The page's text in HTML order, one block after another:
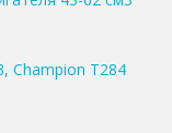
Champion T284